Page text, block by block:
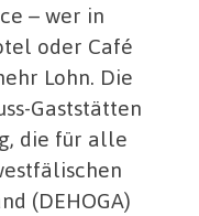
– wer in
oder Café
Lohn. Die
Gaststätten
die für alle
(DEHOGA)